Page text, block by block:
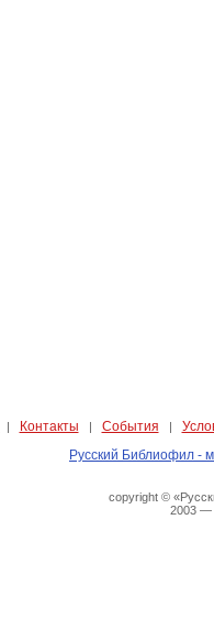
| Контакты | События |
Русский Библиофил -
copyright ©
2003 —